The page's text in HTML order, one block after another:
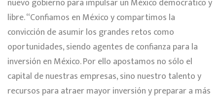
libre. “Confiamos en México y compartimos la
convicción de asumir los grandes retos como
oportunidades, siendo agentes de confianza para la
inversión en México. Por ello apostamos no sólo el
capital de nuestras empresas, sino nuestro talento y
recursos para atraer mayor inversión y preparar a más